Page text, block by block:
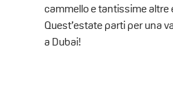
cammello e tantissime
Quest’estate parti per una
a Dubai!